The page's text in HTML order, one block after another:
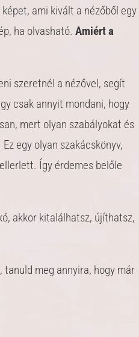
ami kivált a nézőből egy
ha olvasható.Amiért a
szeretnél a nézővel, segít
csak annyit mondani, hogy
mert olyan szabályokat és
egy olyan szakácskönyv,
Így érdemes belőle
akkor kitalálhatsz, újíthatsz,
tanuld meg annyira, hogy már